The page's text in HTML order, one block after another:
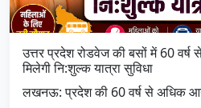
उत्तर प्रदेश रोडवेज की बसों में 60
मिलेगी नि:शुल्क यात्रा सुविधा
लखनऊ: प्रदेश की 60 वर्ष से अधिक